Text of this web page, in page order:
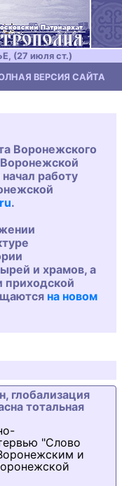
(27 июля ст.)
ВЕРСИЯ САЙТА
Воронежского
работу
.
и храмов, а
приходской
на новом
глобализация
тотальная
"Слово
и